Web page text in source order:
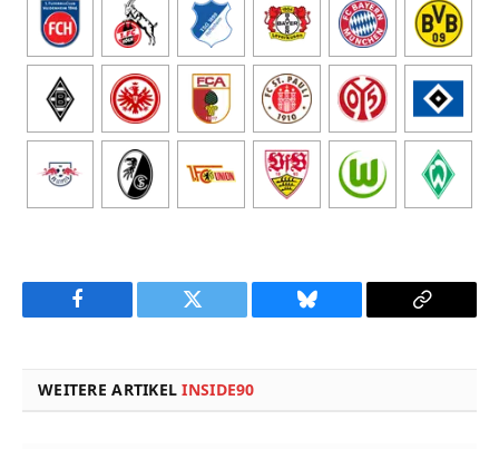
Facebook Twitter Bluesky
Copy
WEITERE ARTIKELINSIDE90